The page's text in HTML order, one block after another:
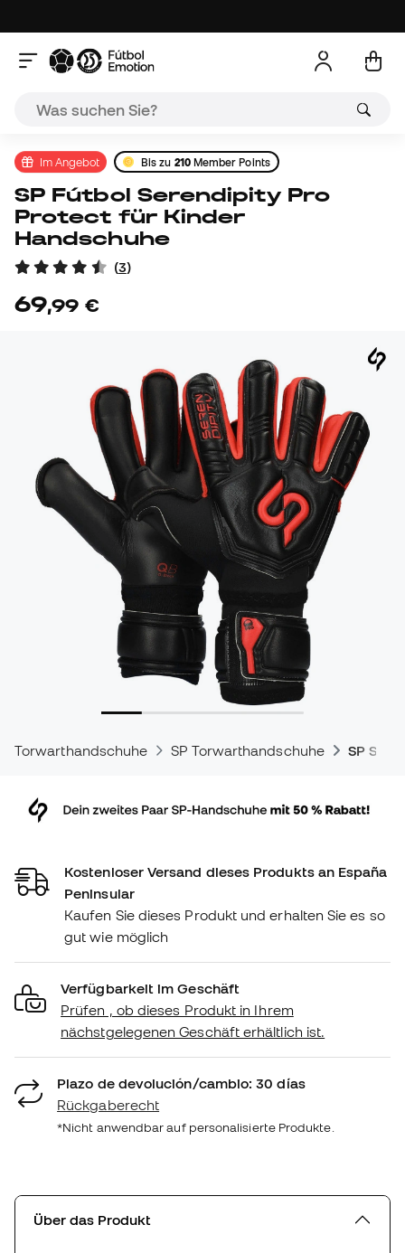
Im Angebot Bis zu 210Member Points
SP Fútbol Serendipity Pro
Protect für Kinder
Handschuhe
(3)
69,99 €
Torwarthandschuhe SP Torwarthandschuhe SP
Kostenloser Versand dieses Produkts an España
Peninsular
Kaufen Sie dieses Produkt und erhalten Sie es so
gut wie möglich
Verfügbarkeit im Geschäft
Prüfen , ob dieses Produkt in Ihrem
nächstgelegenen Geschäft erhältlich ist.
Plazo de devolución/cambio: 30 días
Rückgaberecht
*Nicht anwendbar auf personalisierte Produkte.
Über das Produkt